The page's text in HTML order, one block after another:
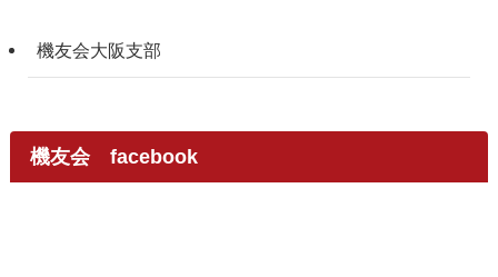
機友会大阪支部
機友会 facebook